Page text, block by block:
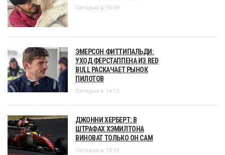
Сегодня в 15:09
ЭМЕРСОН ФИТТИПАЛЬДИ:
УХОД ФЕРСТАППЕНА ИЗ RED
BULL РАСКАЧАЕТ РЫНОК
ПИЛОТОВ
Сегодня в 14:12
ДЖОННИ ХЕРБЕРТ: В
ШТРАФАХ ХЭМИЛТОНА
ВИНОВАТ ТОЛЬКО ОН САМ
Сегодня в 13:14